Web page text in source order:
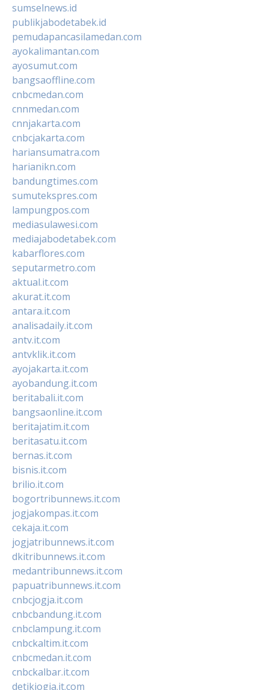
sumselnews.id
publikjabodetabek.id
pemudapancasilamedan.com
ayokalimantan.com
ayosumut.com
bangsaoffline.com
cnbcmedan.com
cnnmedan.com
cnnjakarta.com
cnbcjakarta.com
hariansumatra.com
harianikn.com
bandungtimes.com
sumutekspres.com
lampungpos.com
mediasulawesi.com
mediajabodetabek.com
kabarflores.com
seputarmetro.com
aktual.it.com
akurat.it.com
antara.it.com
analisadaily.it.com
antv.it.com
antvklik.it.com
ayojakarta.it.com
ayobandung.it.com
beritabali.it.com
bangsaonline.it.com
beritajatim.it.com
beritasatu.it.com
bernas.it.com
bisnis.it.com
brilio.it.com
bogortribunnews.it.com
jogjakompas.it.com
cekaja.it.com
jogjatribunnews.it.com
dkitribunnews.it.com
medantribunnews.it.com
papuatribunnews.it.com
cnbcjogja.it.com
cnbcbandung.it.com
cnbclampung.it.com
cnbckaltim.it.com
cnbcmedan.it.com
cnbckalbar.it.com
detikjogja.it.com